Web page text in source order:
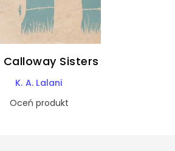
Calloway Sisters
K. A. Lalani
Oceń produkt